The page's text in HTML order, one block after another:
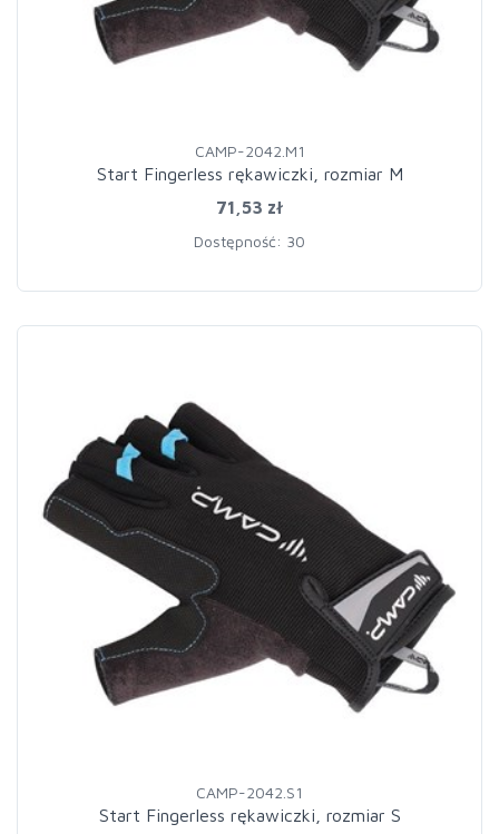
CAMP-2042.M1
Start Fingerless rękawiczki, rozmiar M
71,53 zł
Dostępność: 30
CAMP-2042.S1
Start Fingerless rękawiczki, rozmiar S